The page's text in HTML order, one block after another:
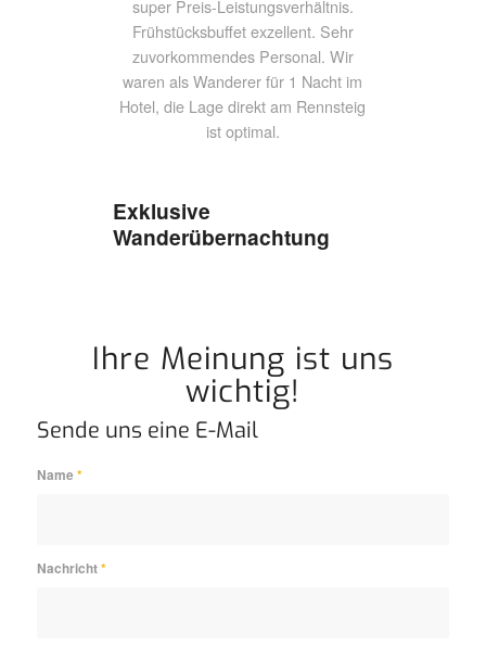
super Preis-Leistungsverhältnis.
Frühstücksbuffet exzellent. Sehr
zuvorkommendes Personal. Wir
waren als Wanderer für 1 Nacht im
Hotel, die Lage direkt am Rennsteig
ist optimal.
Exklusive
Wanderübernachtung
Ihre Meinung ist uns
wichtig!
Sende uns eine E-Mail
Name *
Nachricht*